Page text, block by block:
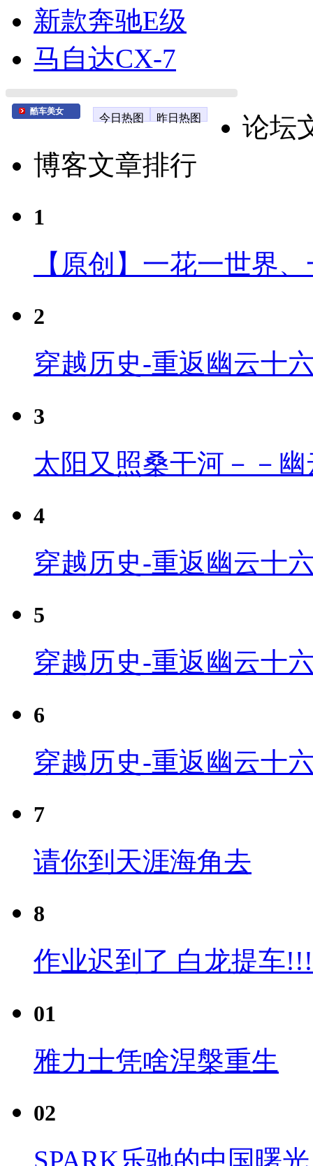
新款奔驰E级
马自达CX-7
酷车美女
今日热图 昨日热图
论坛
博客文章排行
1
【原创】一花一世界
2
穿越历史-重返幽云十
3
太阳又照桑干河－－
4
穿越历史-重返幽云十
5
穿越历史-重返幽云十
6
穿越历史-重返幽云十
7
请你到天涯海角去
8
作业迟到了 白龙提车
01
雅力士凭啥涅槃重生
02